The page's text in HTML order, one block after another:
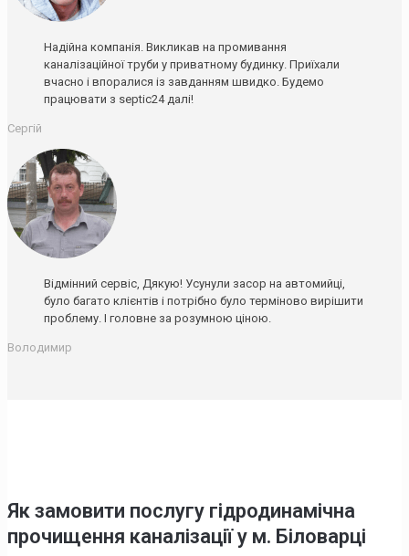
Надійна компанія. Викликав на промивання
каналізаційної труби у приватному будинку. Приїхали
вчасно і впоралися із завданням швидко. Будемо
працювати з septic24 далі!
Сергій
Відмінний сервіс, Дякую! Усунули засор на автомийці,
було багато клієнтів і потрібно було терміново вирішити
проблему. І головне за розумною ціною.
Володимир
Як замовити послугу гідродинамічна
прочищення каналізації у м. Біловарці